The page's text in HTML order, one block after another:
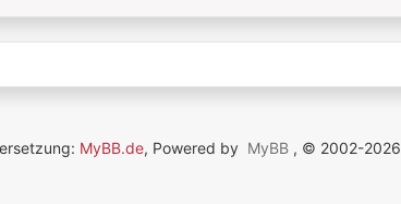
MyBB.de, Powered by MyBB , © 2002-2026